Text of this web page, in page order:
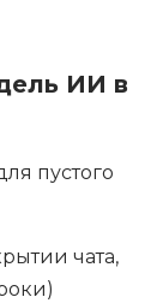
ИИ в
пустого
чата,